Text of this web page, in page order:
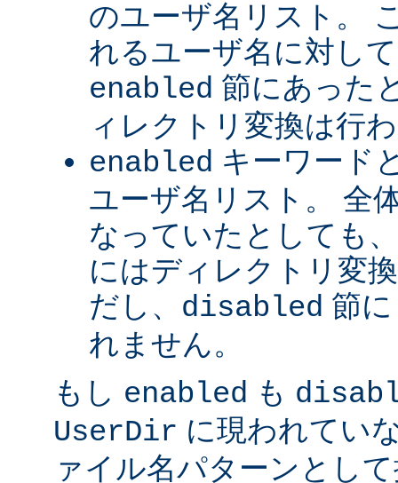
のユーザ名リスト。
れるユーザ名に対し
enabled 節にあった
ィレクトリ変換は行
enabled キーワード
ユーザ名リスト。 全
なっていたとしても
にはディレクトリ変
だし、 disabled 節
れません。
もし enabled も
UserDir に現われてい
ァイル名パターンとし